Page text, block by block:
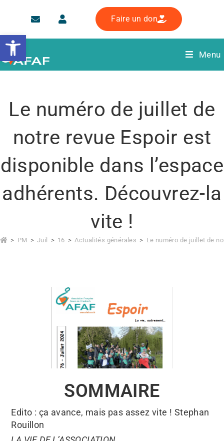
Ouvrir la barre d’outils
Faire un don
Menu
Le numéro de juillet de
notre revue Espoir est
disponible dans l’espace
adhérents. Découvrez-la
vite !
> PM > Juil > 16 > Actualités générales > Le numéro de juillet de
SOMMAIRE
Edito : ça avance, mais pas assez vite ! Stephan
Rouillon